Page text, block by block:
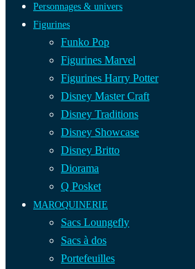
Personnages & univers
Figurines
Funko Pop
Figurines Marvel
Figurines Harry Potter
Disney Master Craft
Disney Traditions
Disney Showcase
Disney Britto
Diorama
Q Posket
MAROQUINERIE
Sacs Loungefly
Sacs à dos
Portefeuilles